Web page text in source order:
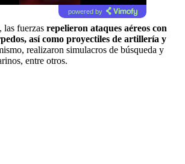
powered by
las fuerzas repelieron ataques aéreos con
así como proyectiles de artillería y
realizaron simulacros de búsqueda y
entre otros.